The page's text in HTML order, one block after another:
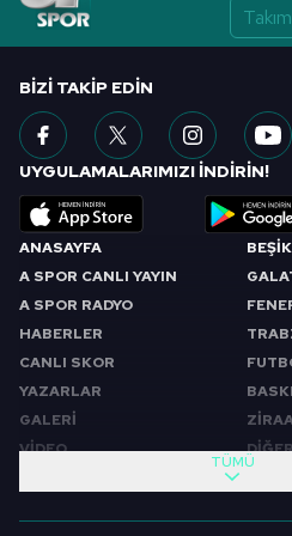
ANASAYFA
A SPOR CANLI YAYIN
A SPOR RADYO
HABERLER
CANLI SKOR
YAZARLAR
GALERİ
VİDEO
TÜMÜ
BIZI TAKIP EDIN
UYGULAMALARIMIZI İNDİRİN!